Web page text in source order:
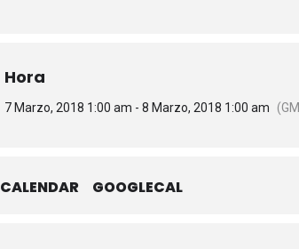
Hora
7 Marzo, 2018 1:00 am - 8 Marzo, 2018 1:00 am
CALENDAR GOOGLECAL